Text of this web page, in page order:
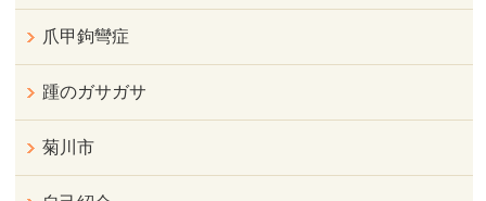
爪甲鉤彎症
踵のガサガサ
菊川市